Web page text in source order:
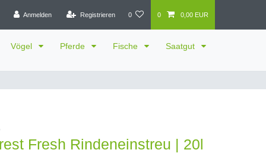
Anmelden Registrieren 0 0 0,00 EUR
Vögel Pferde Fische Saatgut
Fresh Rindeneinstreu | 20l